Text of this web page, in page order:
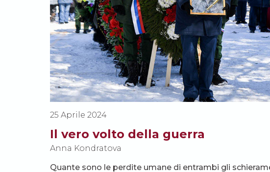
25 Aprile 2024
Il vero volto della guerra
Anna Kondratova
Quante sono le perdite umane di entrambi gli